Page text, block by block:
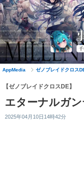
AppMedia ゼノブレイドクロス
【ゼノブレイドクロスDE】
エターナルガ
2025年04月10日14時42分